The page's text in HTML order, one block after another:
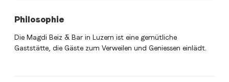
Philosophie
Die Magdi Beiz & Bar in Luzern ist eine gemütliche
Gaststätte, die Gäste zum Verweilen und Geniessen einlädt.